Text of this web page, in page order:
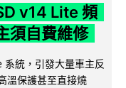
v14 Lite 頻
須自費維修
統，引發大量車主反
溫保護甚至直接燒